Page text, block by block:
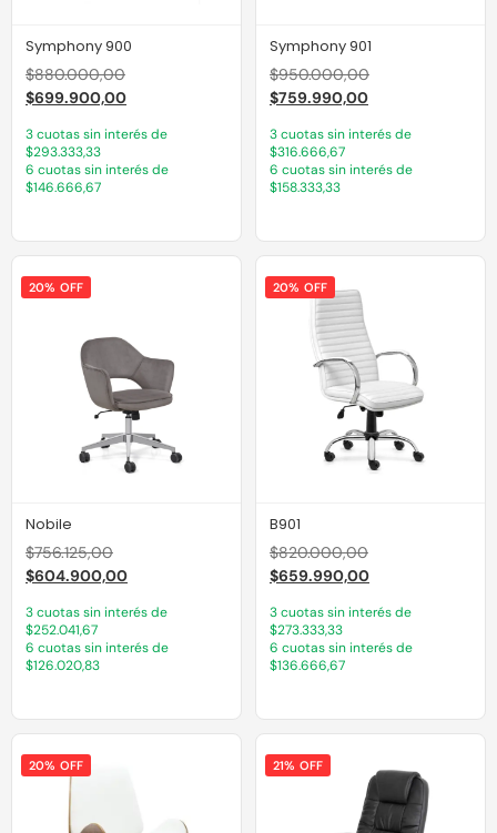
Symphony 900
$880.000,00
$699.900,00
3 cuotas sin interés de
$293.333,33
6 cuotas sin interés de
$146.666,67
Symphony 901
$950.000,00
$759.990,00
3 cuotas sin interés de
$316.666,67
6 cuotas sin interés de
$158.333,33
20% OFF
Nobile
$756.125,00
$604.900,00
3 cuotas sin interés de
$252.041,67
6 cuotas sin interés de
$126.020,83
20% OFF
B901
$820.000,00
$659.990,00
3 cuotas sin interés de
$273.333,33
6 cuotas sin interés de
$136.666,67
20% OFF 21% OFF